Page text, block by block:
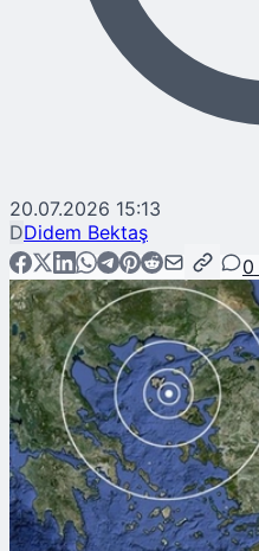
20.07.2026 15:13
DDidem Bektaş
0